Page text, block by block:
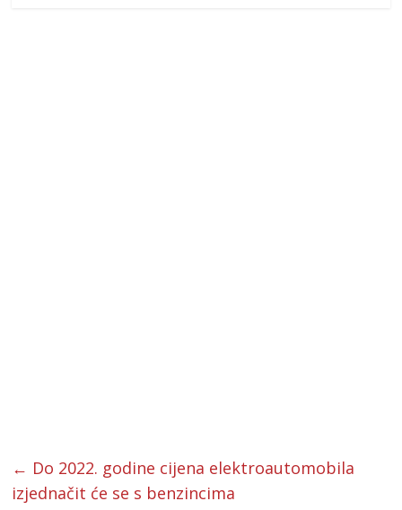
← Do 2022. godine cijena elektroautomobila
izjednačit će se s benzincima